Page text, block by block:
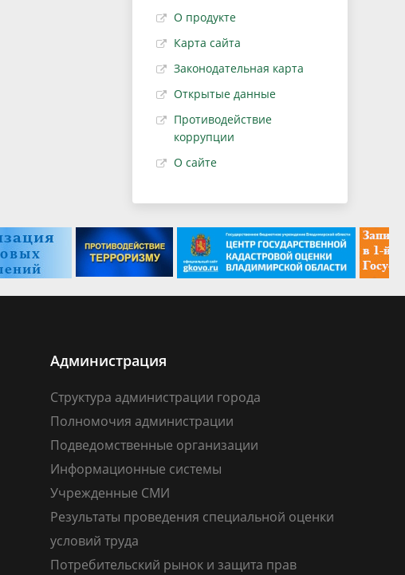
О продукте
Карта сайта
Законодательная карта
Открытые данные
Противодействие
коррупции
О сайте
Администрация
Структура администрации города
Полномочия администрации
Подведомственные организации
Информационные системы
Учрежденные СМИ
Результаты проведения специальной оценки
условий труда
Потребительский рынок и защита прав